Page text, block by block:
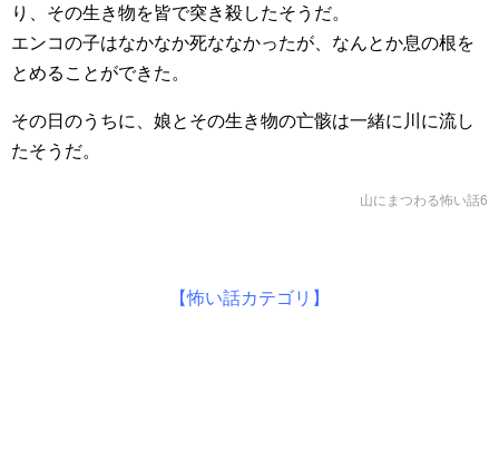
り、その生き物を皆で突き殺したそうだ。
エンコの子はなかなか死ななかったが、なんとか息の根を
とめることができた。
その日のうちに、娘とその生き物の亡骸は一緒に川に流し
たそうだ。
山にまつわる怖い話6
【怖い話カテゴリ】